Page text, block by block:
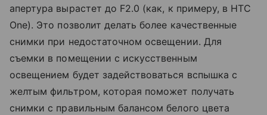
апертура вырастет до F2.0 (как, к примеру, в HTC
One). Это позволит делать более качественные
снимки при недостаточном освещении. Для
съемки в помещении с искусственным
освещением будет задействоваться вспышка с
желтым фильтром, которая поможет получать
снимки с правильным балансом белого цвета